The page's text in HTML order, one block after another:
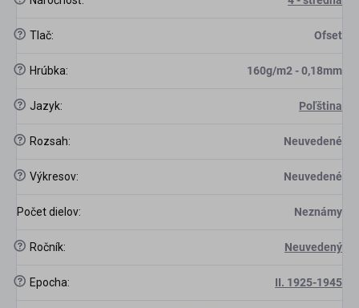
? Tlač: Ofset
? Hrúbka: 160g/m2 - 0,18mm
? Jazyk: Poľština
? Rozsah: Neuvedené
? Výkresov: Neuvedené
Počet dielov: Neznámy
? Ročník: Neuvedený
? Epocha: II. 1925-1945